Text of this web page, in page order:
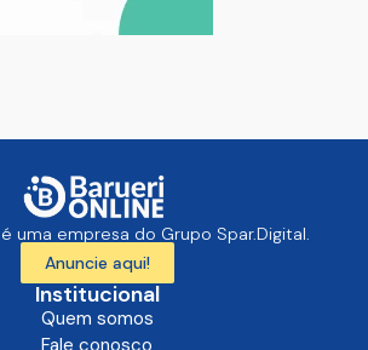
uma empresa do Grupo Spar.Digital.
Anuncie aqui!
Institucional
Quem somos